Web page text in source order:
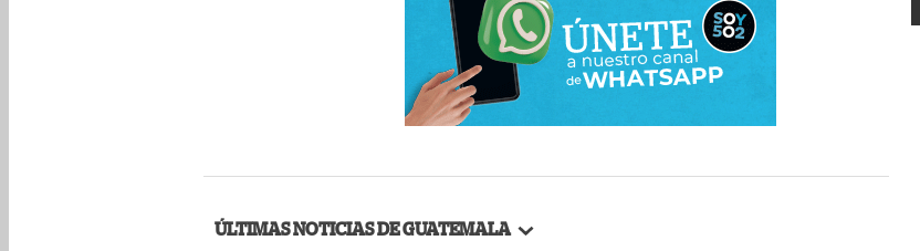
ÚLTIMAS NOTICIAS DE GUATEMALA